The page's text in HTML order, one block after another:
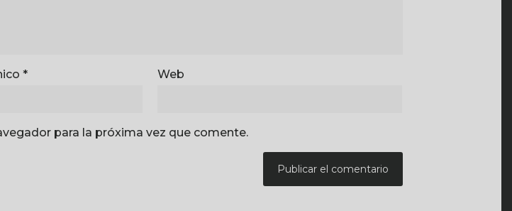
* Web
para la próxima vez que comente.